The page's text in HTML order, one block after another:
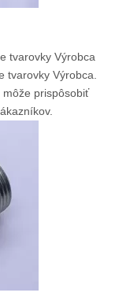
tvarovky Výrobca
tvarovky Výrobca.
môže prispôsobiť